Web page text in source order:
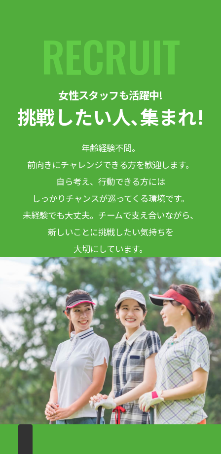
RECRUIT
女性スタッフも活躍中!
挑戦したい人､集まれ!
年齢経験不問。
前向きにチャレンジできる方を歓迎します。
自ら考え、行動できる方には
しっかりチャンスが巡ってくる環境です。
未経験でも大丈夫。チームで支え合いながら、
新しいことに挑戦したい気持ちを
大切にしています。